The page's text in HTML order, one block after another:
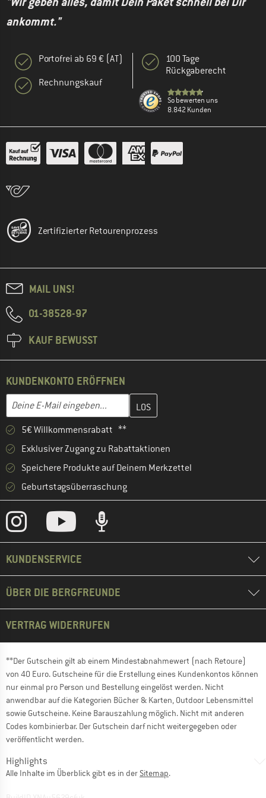
ankommt."
Portofrei ab 69 € (AT)
Rechnungskauf
100 Tage
Rückgaberecht
So bewerten uns
8.842 Kunden
Zertifizierter Retourenprozess
MAIL UNS!
01-38528-97
KAUF BEWUSST
KUNDENKONTO ERÖFFNEN
E-Mail-Adresse
Gib hier deine E-Mail-Adresse ein und erstelle im nächsten
5€ Willkommensrabatt **
Exklusiver Zugang zu Rabattaktionen
Speichere Produkte auf Deinem Merkzettel
Geburtstagsüberraschung
KUNDENSERVICE
ÜBER DIE BERGFREUNDE
VERTRAG WIDERRUFEN
**Der Gutschein gilt ab einem Mindestabnahmewert (nach Retoure)
von 40 Euro. Gutscheine für die Erstellung eines Kundenkontos können
nur einmal pro Person und Bestellung eingelöst werden. Nicht
anwendbar auf die Kategorien Bücher & Karten, Outdoor Lebensmittel
sowie Gutscheine. Keine Barauszahlung möglich. Nicht mit anderen
Codes kombinierbar. Der Gutschein darf nicht weitergegeben oder
veröffentlicht werden.
Highlights
Alle Inhalte im Überblick gibt es in der Sitemap.